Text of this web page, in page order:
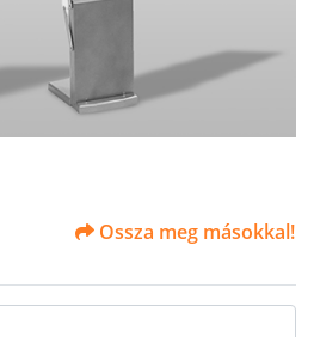
Ossza meg másokkal!